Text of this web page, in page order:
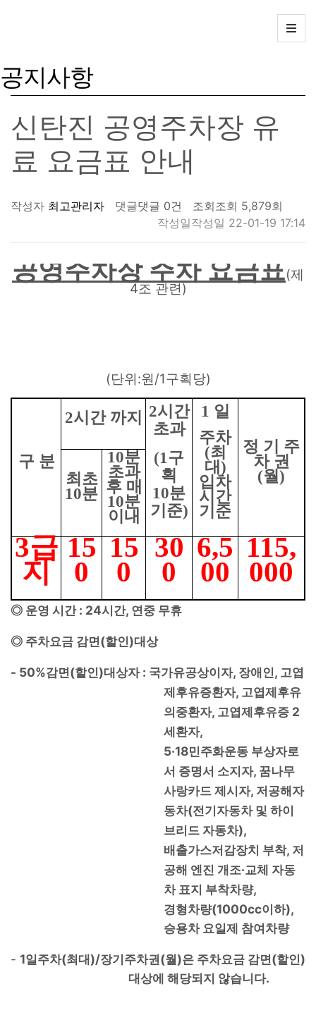
ㅣ
로
객
센
터
공지사항
신탄진 공영주차장 유
료 요금표 안내
작성자 최고관리자 댓글댓글 0건 조회조회 5,879회
작성일작성일 22-01-19 17:14
공영주차장 주차 요금표(제
4조 관련 )
(단위 :원 /1구획당)
구 분
2시간 까지 2시간
초과
(1구
획
10분
기준)
1 일
주차
(최
대)
입차
시간
기준
정 기 주
차 권
(월)
최초
10분
10분
초과
후 매
10분
이내
3급
지
15
0
15
0
30
0
6,5
00
115,
000
◎ 운영 시간 : 24시간, 연중 무휴
◎ 주차요금 감면(할인)대상
- 50%감면(할인)대상자 : 국가유공상이자, 장애인, 고엽
제후유증환자, 고엽제후유
의중환자, 고엽제후유증 2
세환자,
5·18민주화운동 부상자로
서 증명서 소지자, 꿈나무
사랑카드 제시자, 저공해자
동차(전기자동차 및 하이
브리드 자동차),
배출가스저감장치 부착, 저
공해 엔진 개조·교체 자동
차 표지 부착차량,
경형차량(1000cc이하),
승용차 요일제 참여차량
- 1일주차(최대)/장기주차권(월)은 주차요금 감면(할인)
대상에 해당되지 않습니다.